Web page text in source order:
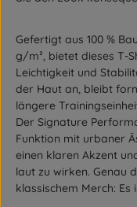
Gefertigt aus 100 %
g/m² , bietet dieses
Leichtigkeit und
der Haut an, bleibt
längere
Der Signature
Funktion mit urbaner
einen klaren Akzent
laut zu wirken. Genau
klassischem Merch: Es